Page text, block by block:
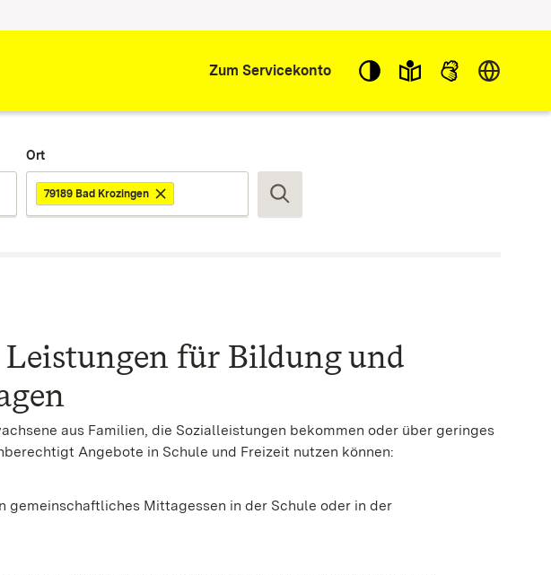
Zum Servicekonto Sprache
Ort
79189 Bad Krozingen
Suchen
für Bildung und
aus Familien, die Sozialleistungen bekommen oder über geringes
Angebote in Schule und Freizeit nutzen können:
gemeinschaftliches Mittagessen in der Schule oder in der